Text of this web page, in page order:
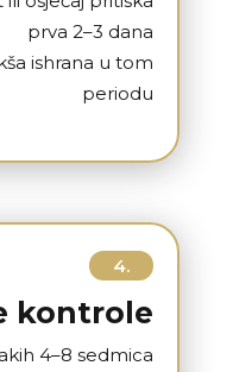
prva 2–3 dana
ishrana u tom
periodu
4.
kontrole
4–8 sedmica